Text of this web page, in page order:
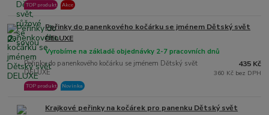
TOP produkt Akce
2.
Peřinky do panenkového kočárku se jménem Dětský svět
DELUXE
Peřinky do panenkového kočárku se jménem Dětský svět
DELUXE
Vyrobíme na základě objednávky 2-7 pracovních dnů
TOP produkt Novinka
435 Kč
360 Kč bez DPH
Krajkové peřinky na kočárek pro panenku Dětský svět